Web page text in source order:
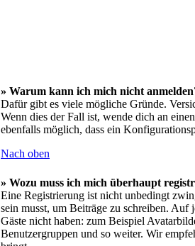
» Warum kann ich mich nicht
Dafür gibt es viele mögliche Gründe.
Wenn dies der Fall ist, wende dich an
ebenfalls möglich, dass ein
Nach oben
» Wozu muss ich mich überhaupt
Eine Registrierung ist nicht unbedingt
sein musst, um Beiträge zu schreiben.
Gäste nicht haben: zum Beispiel
Benutzergruppen und so weiter. Wir